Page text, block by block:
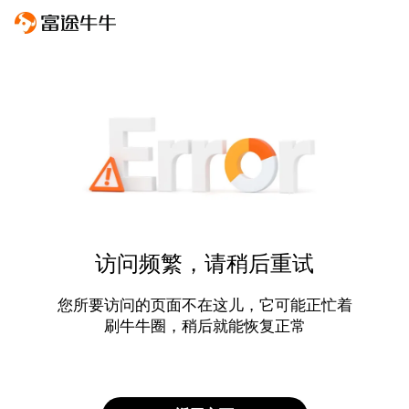
访问频繁，请稍后重试
您所要访问的页面不在这儿，它可能正忙着
刷牛牛圈，稍后就能恢复正常